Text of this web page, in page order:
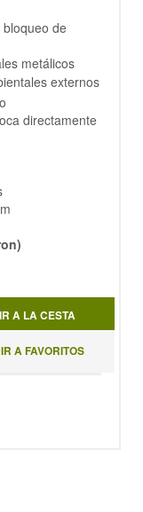
de
metálicos
externos
directamente
A LA CESTA
A FAVORITOS